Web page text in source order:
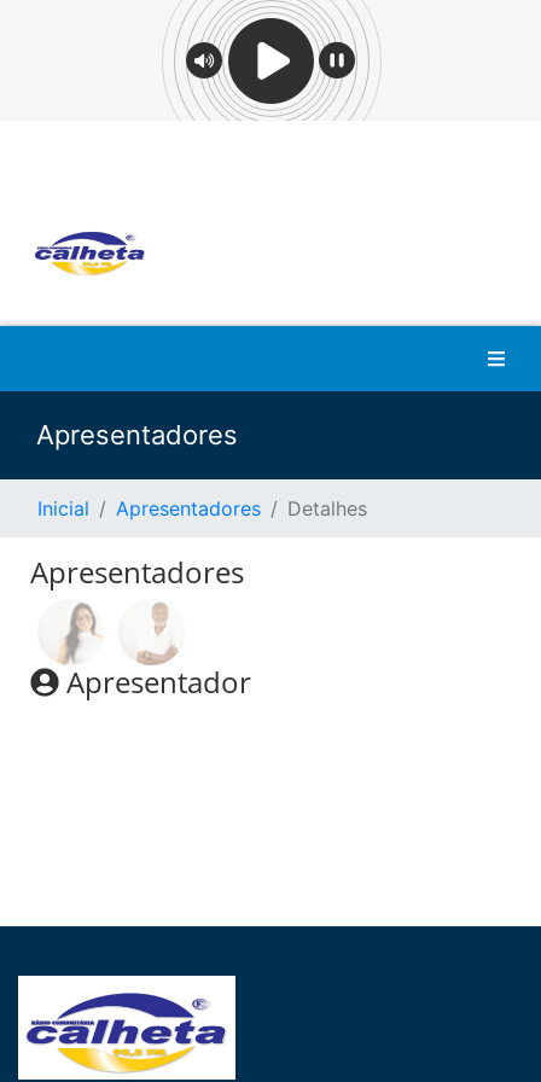
Apresentadores
Inicial Apresentadores Detalhes
Apresentadores
Apresentador